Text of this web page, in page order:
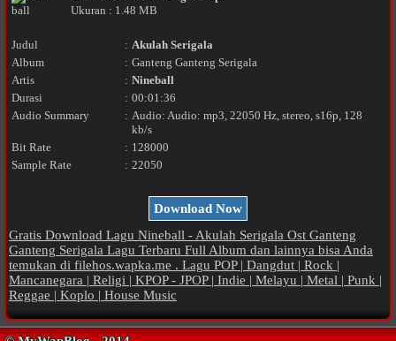
Ukuran : 1.48 MB
Judul : Akulah Serigala
Album
: Ganteng Ganteng Serigala
Artis
: Nineball
Durasi
: 00:01:36
Audio Summary
: Audio: Audio: mp3, 22050 Hz, stereo, s16p, 128
kb/s
Bit Rate
: 128000
Sample Rate
: 22050
Download Now
Gratis Download Lagu Nineball - Akulah Serigala Ost Ganteng
Ganteng Serigala Lagu Terbaru Full Album dan lainnya bisa Anda
temukan di filehos.wapka.me . Lagu POP | Dangdut | Rock |
Mancanegara | Religi | KPOP - JPOP | Indie | Melayu | Metal | Punk |
Reggae | Koplo | House Music